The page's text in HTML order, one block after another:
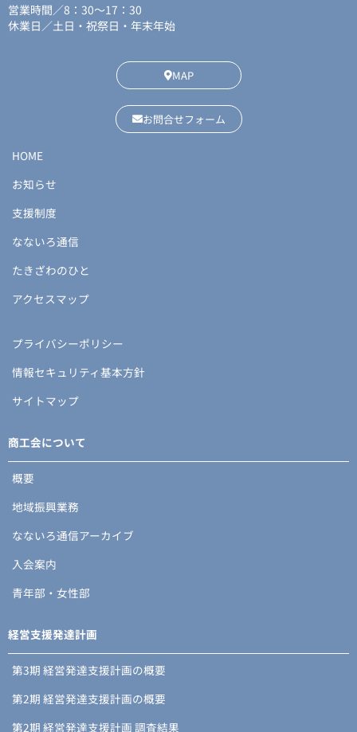
営業時間／8：30〜17：30
休業日／土日・祝祭日・年末年始
MAP
お問合せフォーム
HOME
お知らせ
支援制度
なないろ通信
たきざわのひと
アクセスマップ
プライバシーポリシー
情報セキュリティ基本方針
サイトマップ
商工会について
概要
地域振興業務
なないろ通信アーカイブ
入会案内
青年部・女性部
経営支援発達計画
第3期 経営発達支援計画の概要
第2期 経営発達支援計画の概要
第2期 経営発達支援計画 調査結果